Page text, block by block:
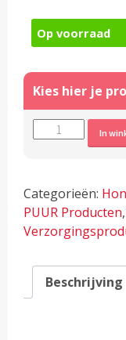
Op voorraad
PUUR
hond
aantal
In
Categorieën:
PUUR Producten
Beschrijving